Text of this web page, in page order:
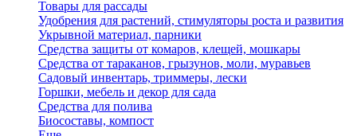
Товары для рассады
Удобрения для растений, стимуляторы роста и развития
Укрывной материал, парники
Средства защиты от комаров, клещей, мошкары
Средства от тараканов, грызунов, моли, муравьев
Садовый инвентарь, триммеры, лески
Горшки, мебель и декор для сада
Средства для полива
Биосоставы, компост